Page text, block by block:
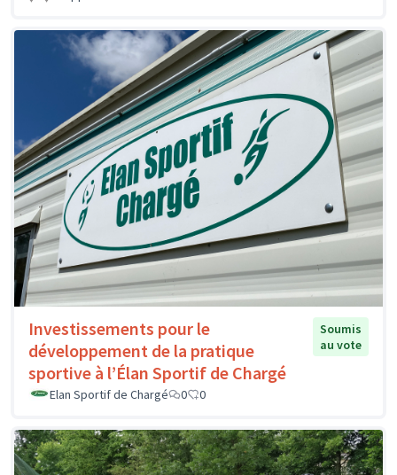
Investissements pour le
développement de la pratique
sportive à l’Élan Sportif de Chargé
Soumis
au vote
Elan Sportif de Chargé 0 0